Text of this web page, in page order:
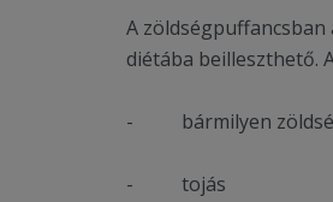
A
diétába beilleszthető.
- bármilyen zöldség
- tojás